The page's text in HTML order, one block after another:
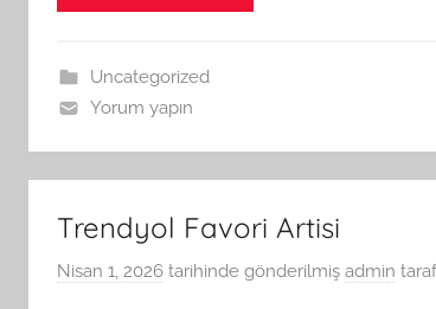
Uncategorized
Yorum yapın
Trendyol Favori Artisi
Nisan 1, 2026 tarihinde gönderilmiş admin